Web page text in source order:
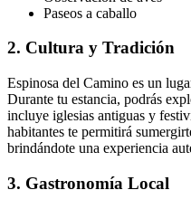
Paseos a caballo
2. Cultura y Tradición
Espinosa del Camino es un
Durante tu estancia, podrás
incluye iglesias antiguas y
habitantes te permitirá
brindándote una experiencia
3. Gastronomía Local